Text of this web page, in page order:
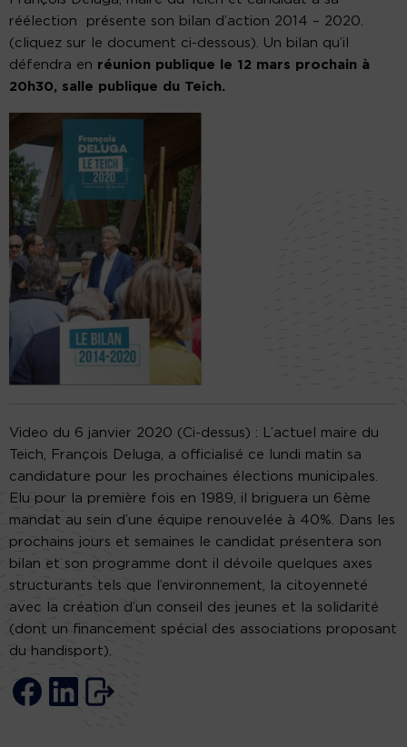
réélection présente son bilan d’action 2014 – 2020.
(cliquez sur le document ci-dessous). Un bilan qu’il
défendra en réunion publique le 12 mars prochain à
20h30, salle publique du Teich.
Video du 6 janvier 2020 (Ci-dessus) : L’actuel maire du
Teich, François Deluga, a officialisé ce lundi matin sa
candidature pour les prochaines élections municipales.
Elu pour la première fois en 1989, il briguera un 6ème
mandat au sein d’une équipe renouvelée à 40%. Dans les
prochains jours et semaines le candidat présentera son
bilan et son programme dont il dévoile quelques axes
structurants tels que l’environnement, la citoyenneté
avec la création d’un conseil des jeunes et la solidarité
(dont un financement spécial des associations proposant
du handisport).